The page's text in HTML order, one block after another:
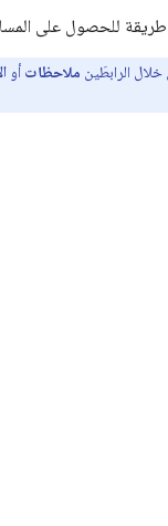
طريقة للحصول على
الرابطَين ملاحظات أو